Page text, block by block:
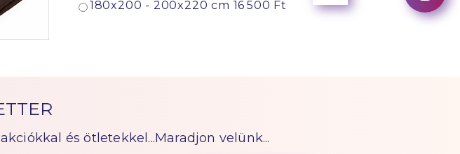
180x200 - 200x220 cm 16 500 Ft
és ötletekkel...Maradjon velünk...